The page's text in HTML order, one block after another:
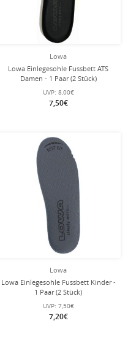
Lowa
Lowa Einlegesohle Fussbett ATS
Damen - 1 Paar (2 Stück)
UVP: 8,00€
7,50€
Lowa
Lowa Einlegesohle Fussbett Kinder -
1 Paar (2 Stück)
UVP: 7,50€
7,20€